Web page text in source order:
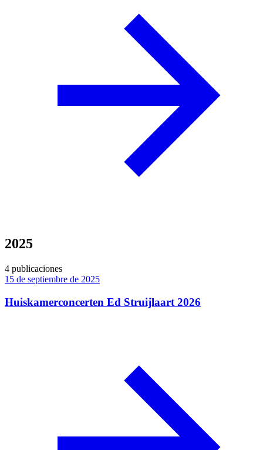
2025
4 publicaciones
15 de septiembre de 2025
Huiskamerconcerten Ed Struijlaart 2026